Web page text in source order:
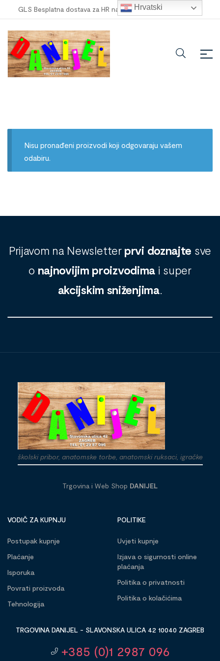
GLS Besplatna dostava za HR narudžbe veće od 100,00 €
Nisu pronađeni proizvodi koji odgovaraju vašem
odabiru.
Prijavom na Newsletter prvi doznajte sve
o najnovijim proizvodima i super
akcijskim sniženjima.
školski pribor, anatomske torbe, anatomski ruksaci, igračke
Trgovina i Web Shop DANIJEL
VODIČ ZA KUPNJU
Postupak kupnje
Plaćanje
Isporuka
Povrati proizvoda
Tehnologija
POLITIKE
Uvjeti kupnje
Izjava o sigurnosti online
plaćanja
Politika o privatnosti
Politika o kolačićima
TRGOVINA DANIJEL - SLAVONSKA ULICA 42 10040 ZAGREB
+385 (0)1 2987 096
Hrvatski